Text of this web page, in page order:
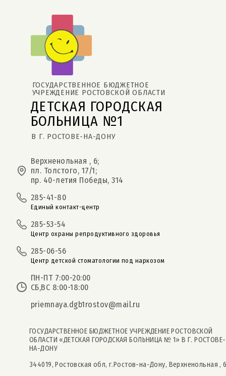
ДЕТСКАЯ ГОРОДСКАЯ
БОЛЬНИЦА №1
В Г. РОСТОВЕ-НА-ДОНУ
ГОСУДАРСТВЕННОЕ БЮДЖЕТНОЕ
УЧРЕЖДЕНИЕ РОСТОВСКОЙ ОБЛАСТИ
Верхненольная , 6;
пл. Толстого, 17/1;
пр. 40-летия Победы, 314
285-41-80
Единый контакт-центр
285-53-54
Центр охраны репродуктивного здоровья
285-06-56
Центр детской стоматологии под наркозом
ПН-ПТ 7:00-20:00
СБ,ВС 8:00-18:00
priemnaya.dgb1rostov@mail.ru
ГОСУДАРСТВЕННОЕ БЮДЖЕТНОЕ УЧРЕЖДЕНИЕ РОСТОВСКОЙ
ОБЛАСТИ «ДЕТСКАЯ ГОРОДСКАЯ БОЛЬНИЦА № 1» В Г. РОСТОВЕ-
НА-ДОНУ
344019, Ростовская обл, г.Ростов-на-Дону, Верхненольная ,